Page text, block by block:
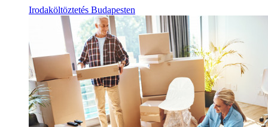
Irodaköltöztetés Budapesten